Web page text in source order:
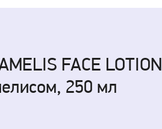
FACE LOTION |
250 мл